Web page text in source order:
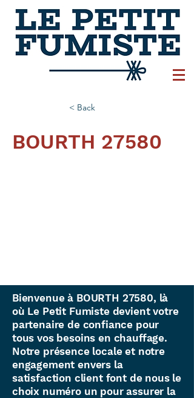
< Back
BOURTH 27580
Bienvenue à BOURTH 27580, là
où Le Petit Fumiste devient votre
partenaire de confiance pour
tous vos besoins en chauffage.
Notre présence locale et notre
engagement envers la
satisfaction client font de nous le
choix numéro un pour assurer la